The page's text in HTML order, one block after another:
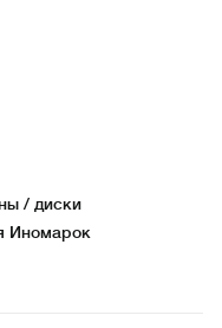
/ диски
Иномарок